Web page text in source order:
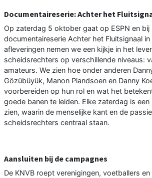
Documentaireserie: Achter het
Op zaterdag 5 oktober gaat op ESPN en bij
documentaireserie Achter het Fluitsignaal
afleveringen nemen we een kijkje in het
scheidsrechters op verschillende niveaus:
amateurs. We zien hoe onder anderen
Gözübüyük, Manon Plandsoen en Danny
voorbereiden op hun rol en wat het
goede banen te leiden. Elke zaterdag is
zien, waarin de menselijke kant en de
scheidsrechters centraal staan.
Aansluiten bij de campagnes
De KNVB roept verenigingen, voetballers